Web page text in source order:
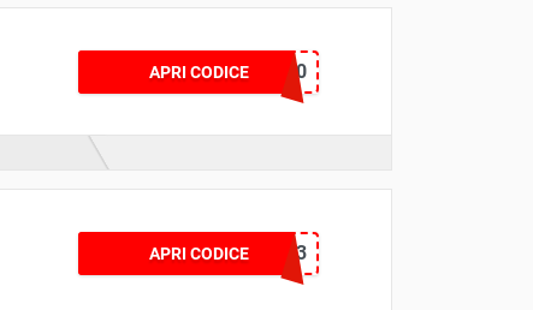
APRI CODICEAUT30
APRI CODICEAUT23